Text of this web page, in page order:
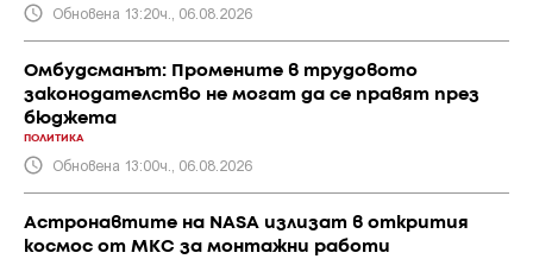
Обновена 13:20ч., 06.08.2026
Омбудсманът: Промените в трудовото
законодателство не могат да се правят през
бюджета
ПОЛИТИКА
Обновена 13:00ч., 06.08.2026
Астронавтите на NASA излизат в открития
космос от МКС за монтажни работи